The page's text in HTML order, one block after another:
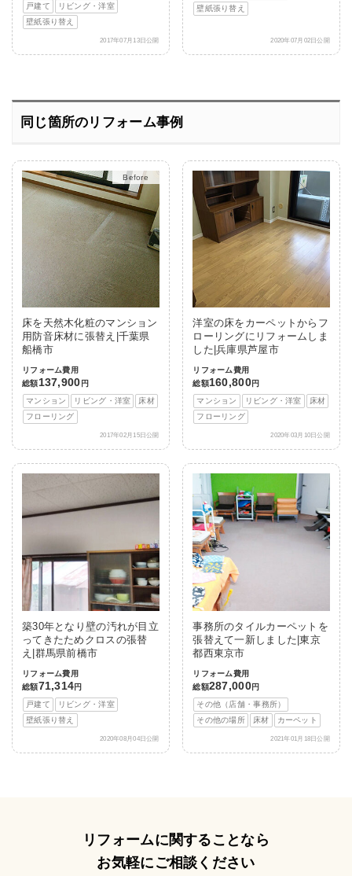
戸建て
リビング・洋室
壁紙張り替え
2017年07月13日公開
壁紙張り替え
2020年07月02日公開
同じ箇所のリフォーム事例
After
床を天然木化粧のマンション
用防音床材に張替え|千葉県
船橋市
リフォーム費用
総額137,900 円
マンション
リビング・洋室
床材
フローリング
2017年02月15日公開
洋室の床をカーペットからフ
ローリングにリフォームしま
した|兵庫県芦屋市
リフォーム費用
総額160,800円
マンション
リビング・洋室
床材
フローリング
2020年03月10日公開
築30年となり壁の汚れが目立
ってきたためクロスの張替
え|群馬県前橋市
リフォーム費用
総額71,314円
戸建て
リビング・洋室
壁紙張り替え
2020年08月04日公開
事務所のタイルカーペットを
張替えて一新しました|東京
都西東京市
リフォーム費用
総額287,000円
その他（店舗・事務所）
その他の場所
床材 カーペット
2021年01月18日公開
リフォームに関することなら
お気軽にご相談ください